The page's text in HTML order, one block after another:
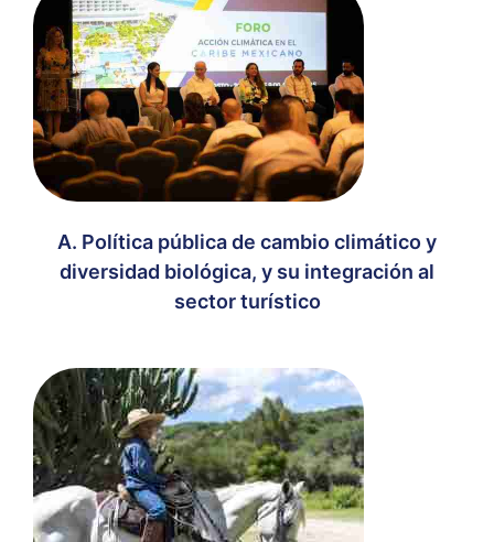
A. Política pública de cambio climático y
diversidad biológica, y su integración al
sector turístico